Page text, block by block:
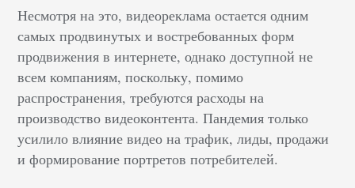
Несмотря на это, видеореклама остается одним
самых продвинутых и востребованных форм
продвижения в интернете, однако доступной не
всем компаниям, поскольку, помимо
распространения, требуются расходы на
производство видеоконтента. Пандемия только
усилило влияние видео на трафик, лиды, продажи
и формирование портретов потребителей.